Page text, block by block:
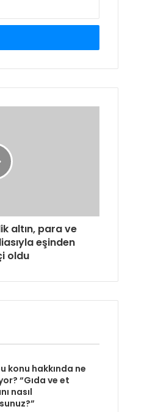
altın, para ve
eşinden
oldu
konu hakkında ne
“Gıda ve et
nasıl